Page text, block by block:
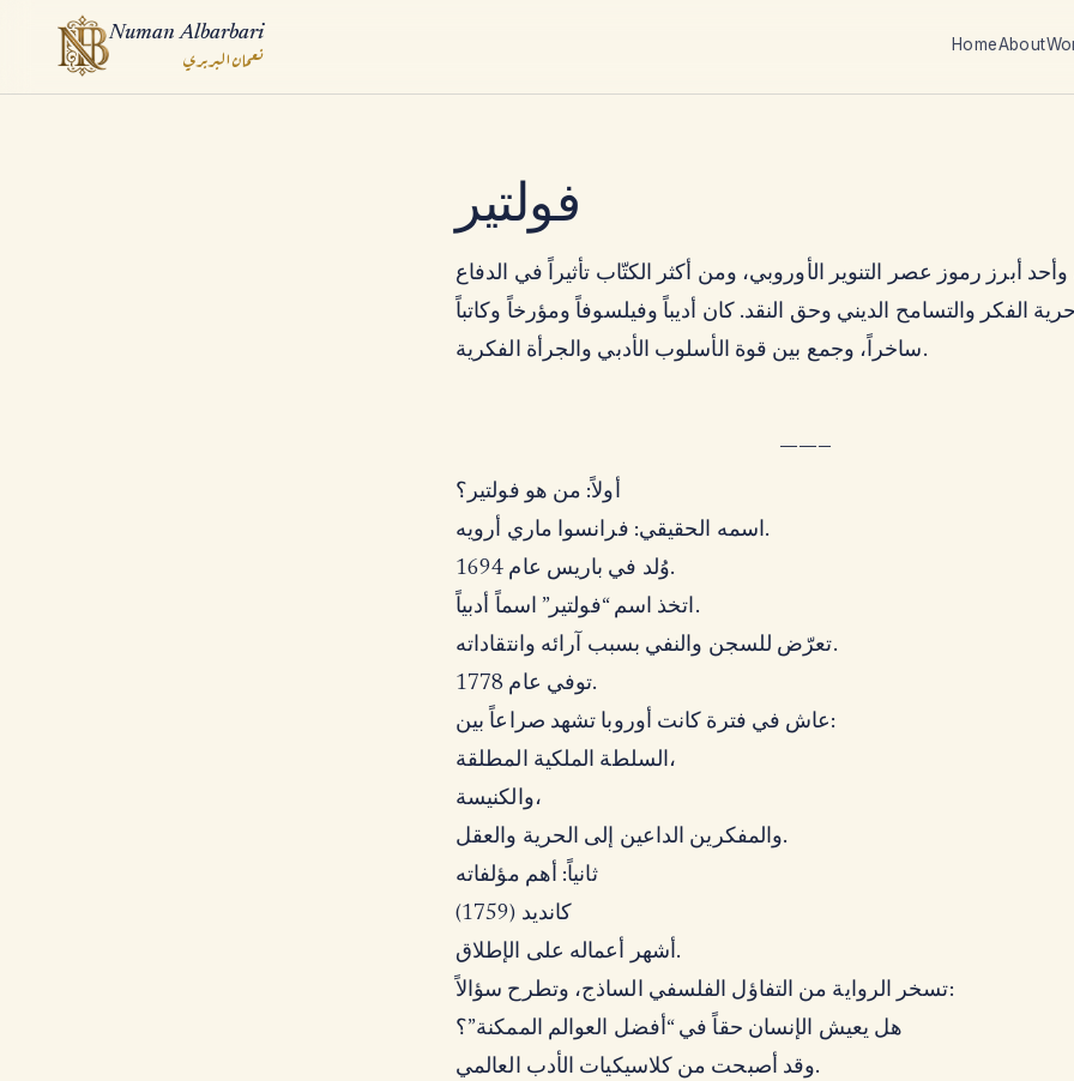
Numan Albarbari
نعمان البربري HomeAbout
فولتير
وأحد أبرز رموز عصر التنوير الأوروبي، ومن أكثر الكتّاب تأثيراً في الدفاع
الفكر والتسامح الديني وحق النقد. كان أديباً وفيلسوفاً ومؤرخاً وكاتباً
ساخراً، وجمع بين قوة الأسلوب الأدبي والجرأة الفكرية.
——–
أولاً: من هو فولتير؟
اسمه الحقيقي: فرانسوا ماري أرويه.
وُلد في باريس عام 1694.
اتخذ اسم “فولتير” اسماً أدبياً.
تعرّض للسجن والنفي بسبب آرائه وانتقاداته.
توفي عام 1778.
عاش في فترة كانت أوروبا تشهد صراعاً بين:
السلطة الملكية المطلقة،
والكنيسة،
والمفكرين الداعين إلى الحرية والعقل.
ثانياً: أهم مؤلفاته
كانديد (1759)
أشهر أعماله على الإطلاق.
تسخر الرواية من التفاؤل الفلسفي الساذج، وتطرح سؤالاً:
هل يعيش الإنسان حقاً في “أفضل العوالم الممكنة”؟
وقد أصبحت من كلاسيكيات الأدب العالمي.